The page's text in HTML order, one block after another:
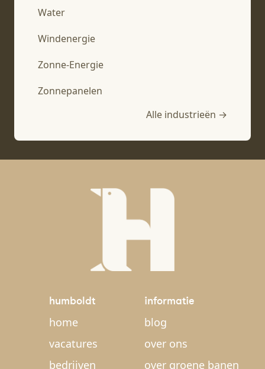
Water
Windenergie
Zonne-Energie
Zonnepanelen
Alle industrieën →
humboldt
home
vacatures
bedrijven
informatie
blog
over ons
over groene banen